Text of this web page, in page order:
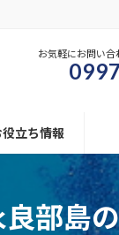
お気軽にお問い合
役立ち情報
部島